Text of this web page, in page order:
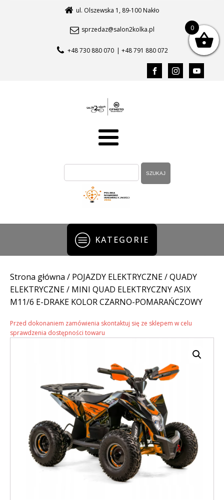
ul. Olszewska 1, 89-100 Nakło
sprzedaz@salon2kolka.pl
+48 730 880 070 | +48 791 880 072
KATEGORIE
Strona główna / POJAZDY ELEKTRYCZNE/QUADY
ELEKTRYCZNE/ MINI QUAD ELEKTRYCZNY ASIX
M11/6 E-DRAKE KOLOR CZARNO-POMARAŃCZOWY
Przed dokonaniem zamówienia skontaktuj się ze sklepem w celu
sprawdzenia dostępności towaru
0